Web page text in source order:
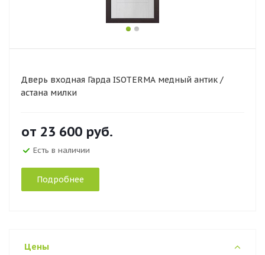
Дверь входная Гарда ISOTERMA медный антик /
астана милки
от 23 600 руб.
Есть в наличии
Подробнее
Цены